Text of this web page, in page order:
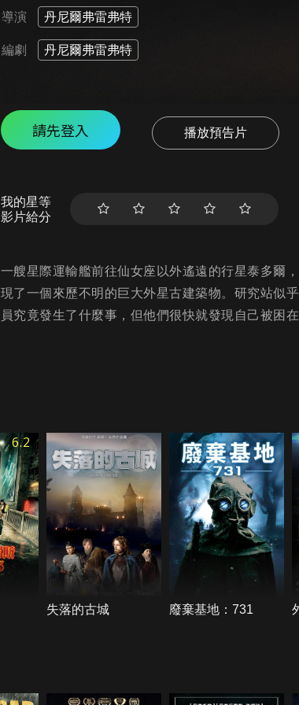
導演 丹尼爾弗雷弗特
編劇 丹尼爾弗雷弗特
請先登入 播放預告片
我的星等
影片給分
一艘星際運輸艦前往仙女座以外遙遠的行星泰多爾
現了一個來歷不明的巨大外星古建築物。研究站似
員究竟發生了什麼事，但他們很快就發現自己被困
6.2
失落的古城 廢棄基地：731